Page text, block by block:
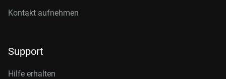
Kontakt aufnehmen
Support
Hilfe erhalten